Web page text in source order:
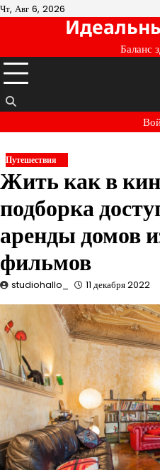
Перейти
Чт, Авг 6, 2026
Баланс
Путешествия
Жить как в
подборка
аренды домов
фильмов
studiohallo_ 11 декабря 2022